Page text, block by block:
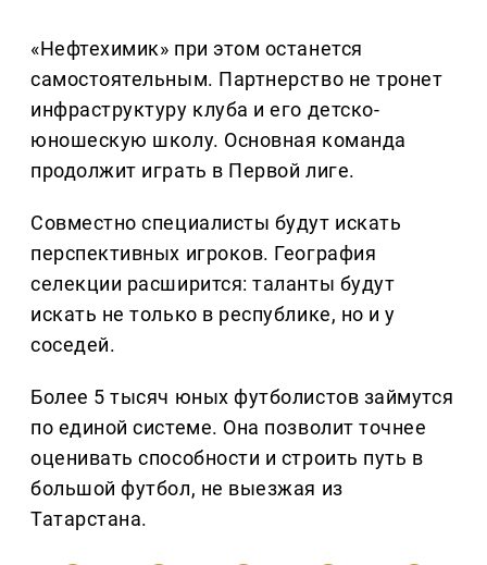
«Нефтехимик» при этом останется
самостоятельным. Партнерство не тронет
инфраструктуру клуба и его детско-
юношескую школу. Основная команда
продолжит играть в Первой лиге.
Совместно специалисты будут искать
перспективных игроков. География
селекции расширится: таланты будут
искать не только в республике, но и у
соседей.
Более 5 тысяч юных футболистов займутся
по единой системе. Она позволит точнее
оценивать способности и строить путь в
большой футбол, не выезжая из
Татарстана.